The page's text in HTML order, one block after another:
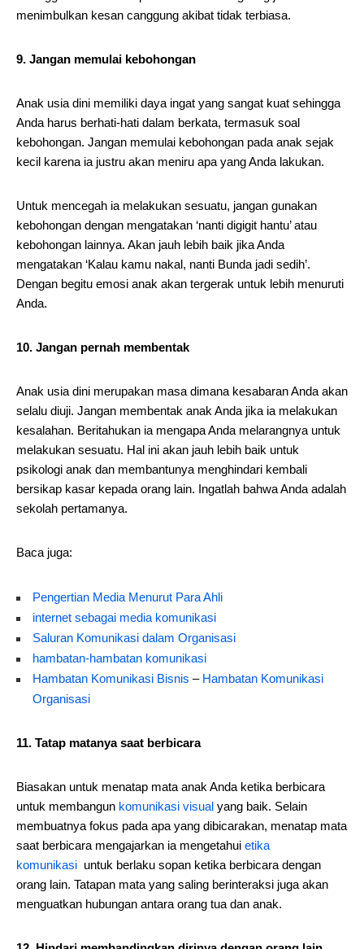
menimbulkan kesan canggung akibat tidak terbiasa.
9. Jangan memulai kebohongan
Anak usia dini memiliki daya ingat yang sangat kuat sehingga
Anda harus berhati-hati dalam berkata, termasuk soal
kebohongan. Jangan memulai kebohongan pada anak sejak
kecil karena ia justru akan meniru apa yang Anda lakukan.
Untuk mencegah ia melakukan sesuatu, jangan gunakan
kebohongan dengan mengatakan ‘nanti digigit hantu’ atau
kebohongan lainnya. Akan jauh lebih baik jika Anda
mengatakan ‘Kalau kamu nakal, nanti Bunda jadi sedih’.
Dengan begitu emosi anak akan tergerak untuk lebih menuruti
Anda.
10. Jangan pernah membentak
Anak usia dini merupakan masa dimana kesabaran Anda akan
selalu diuji. Jangan membentak anak Anda jika ia melakukan
kesalahan. Beritahukan ia mengapa Anda melarangnya untuk
melakukan sesuatu. Hal ini akan jauh lebih baik untuk
psikologi anak dan membantunya menghindari kembali
bersikap kasar kepada orang lain. Ingatlah bahwa Anda adalah
sekolah pertamanya.
Baca juga:
Pengertian Media Menurut Para Ahli
internet sebagai media komunikasi
Saluran Komunikasi dalam Organisasi
hambatan-hambatan komunikasi
Hambatan Komunikasi Bisnis – Hambatan Komunikasi
Organisasi
11. Tatap matanya saat berbicara
Biasakan untuk menatap mata anak Anda ketika berbicara
untuk membangun komunikasi visual yang baik. Selain
membuatnya fokus pada apa yang dibicarakan, menatap mata
saat berbicara mengajarkan ia mengetahui etika
komunikasi untuk berlaku sopan ketika berbicara dengan
orang lain. Tatapan mata yang saling berinteraksi juga akan
menguatkan hubungan antara orang tua dan anak.